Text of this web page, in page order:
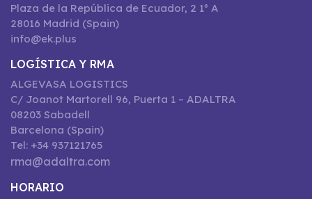
Plaza de la República de Ecuador, 2 1º A
28016 Madrid (Spain)
info@ek.plus
LOGÍSTICA Y RMA
ALGEVASA LOGISTICS
C/ Joanot Martorell 96, Puerta 1 – ADALTRA
08203 Sabadell
Barcelona (Spain)
Tel: +34 937121765
rma@adaltra.com
HORARIO